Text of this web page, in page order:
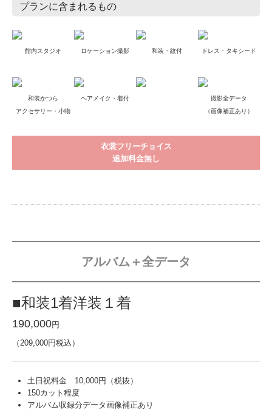
プランに含まれるもの
館内スタジオ ロケーション撮影 和装・紋付 ドレス・タキシード
和装かつら
アクセサリー・小物
ヘアメイク・着付
撮影全データ
（画像補正あり）
衣裳フリーチョイス
追加料金無し
アルバム＋全データ
■和装1着洋装１着
190,000円
（209,000円税込）
土日祝料金 10,000円（税抜）
150カット程度
アルバム収録分データ画像補正あり